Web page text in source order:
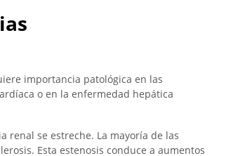
importancia patológica en las
o en la enfermedad hepática
renal se estreche. La mayoría de las
Esta estenosis conduce a aumentos